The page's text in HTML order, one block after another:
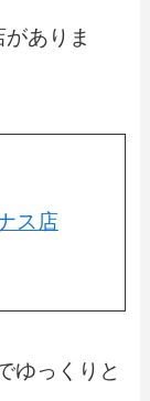
ありま
ス店
ゆっくりと